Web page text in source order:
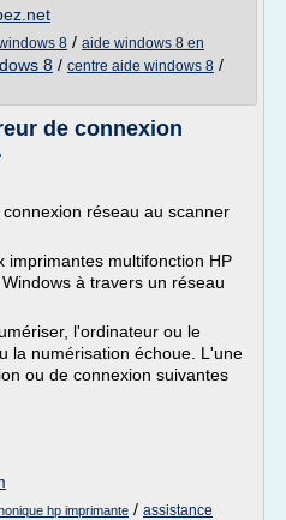
8 / aide windows 8 en
8 / centre aide windows 8 /
de connexion
réseau au scanner
imprimantes multifonction HP
à travers un réseau
l'ordinateur ou le
la numérisation échoue. L'une
ou de connexion suivantes
hp imprimante / assistance